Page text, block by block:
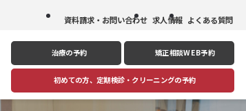
資料請求・お問い合わせ 求人情報 よくある質問
治療の予約 矯正相談WEB予約
初めての方、定期検診 ・ クリーニングの予約